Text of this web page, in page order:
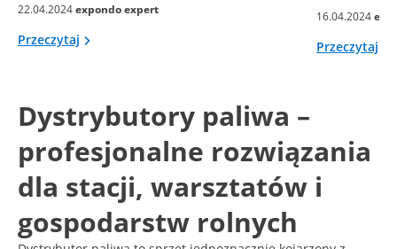
22.04.2024expondo expert
Przeczytaj
16.04.2024
Przeczytaj
Dystrybutory paliwa –
profesjonalne rozwiązania
dla stacji, warsztatów i
gospodarstw rolnych